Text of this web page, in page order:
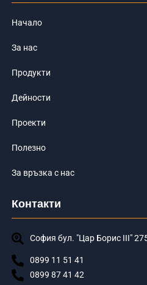
f
Начало
За нас
Продукти
Дейности
Проекти
Полезно
За връзка с нас
Контакти
София бул. "Цар Борис III"
0899 11 51 41
0899 87 41 42